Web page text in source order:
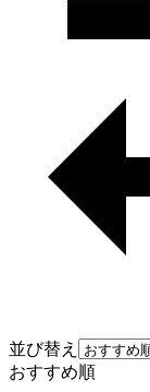
並び替え
おすすめ順